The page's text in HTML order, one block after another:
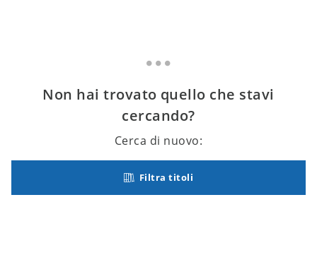
Non hai trovato quello che stavi
cercando?
Cerca di nuovo:
Filtra titoli